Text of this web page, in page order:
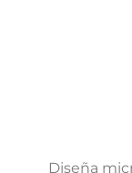
Diseña